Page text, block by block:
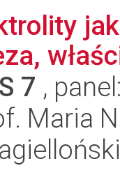
7 ,
Maria